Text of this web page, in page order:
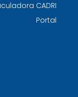
é
CADRI
Portal